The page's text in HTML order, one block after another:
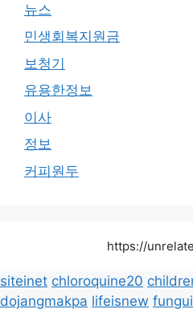
뉴스
민생회복지원금
보청기
유용한정보
이사
정보
커피원두
https://
siteinet chloroquine20
dojangmakpa lifeisnew